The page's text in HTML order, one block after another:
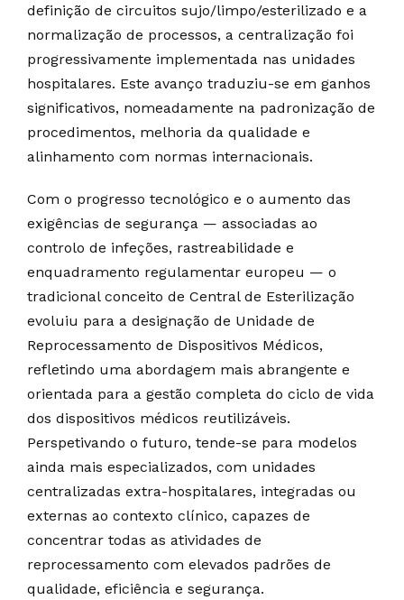
definição de circuitos sujo/limpo/esterilizado e a
normalização de processos, a centralização foi
progressivamente implementada nas unidades
hospitalares. Este avanço traduziu-se em ganhos
significativos, nomeadamente na padronização de
procedimentos, melhoria da qualidade e
alinhamento com normas internacionais.
Com o progresso tecnológico e o aumento das
exigências de segurança — associadas ao
controlo de infeções, rastreabilidade e
enquadramento regulamentar europeu — o
tradicional conceito de Central de Esterilização
evoluiu para a designação de Unidade de
Reprocessamento de Dispositivos Médicos,
refletindo uma abordagem mais abrangente e
orientada para a gestão completa do ciclo de vida
dos dispositivos médicos reutilizáveis.
Perspetivando o futuro, tende-se para modelos
ainda mais especializados, com unidades
centralizadas extra-hospitalares, integradas ou
externas ao contexto clínico, capazes de
concentrar todas as atividades de
reprocessamento com elevados padrões de
qualidade, eficiência e segurança.